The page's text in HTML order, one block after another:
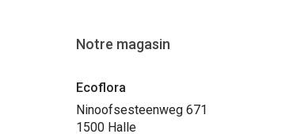
Notre magasin
Ecoflora
Ninoofsesteenweg 671
1500 Halle